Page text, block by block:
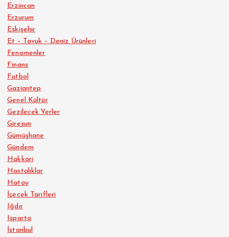
Erzincan
Erzurum
Eskişehir
Et – Tavuk – Deniz Ürünleri
Fenomenler
Finans
Futbol
Gaziantep
Genel Kültür
Gezilecek Yerler
Giresun
Gümüşhane
Gündem
Hakkari
Hastalıklar
Hatay
İçecek Tarifleri
Iğdır
Isparta
İstanbul